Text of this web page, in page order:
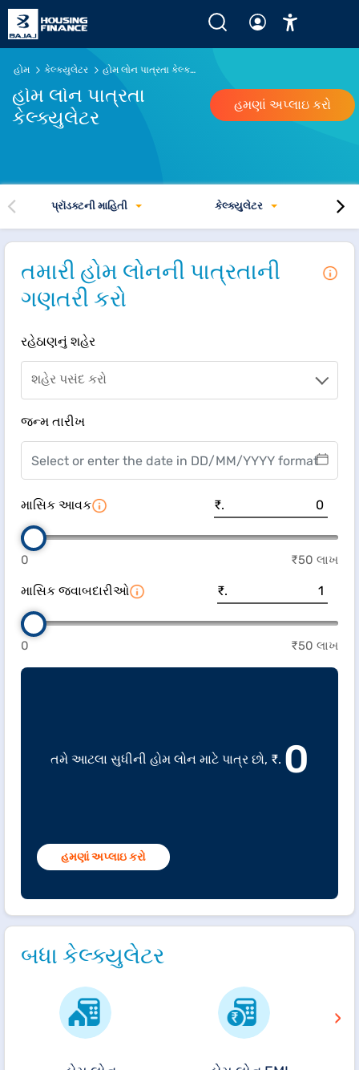
હોમ કેલ્ક્યુલેટર હોમ લોન પાત્રતા કેલ્ક્યુલેટર
હોમ લોન પાત્રતા
કેલ્ક્યુલેટર
હમણાં અપ્લાઇ કરો
પ્રૉડક્ટની માહિતી કેલ્ક્યુલેટર
તમારી હોમ લોનની પાત્રતાની
ગણતરી કરો
રહેઠાણનું શહેર
Select City
શહેર પસંદ કરો
જન્મ તારીખ
માસિક આવક ₹.
0 ₹50 લાખ
માસિક જવાબદારીઓ ₹.
0 ₹50 લાખ
તમે આટલા સુધીની હોમ લોન માટે પાત્ર છો, ₹. 0
હમણાં અપ્લાઇ કરો
બધા કેલ્ક્યુલેટર
›